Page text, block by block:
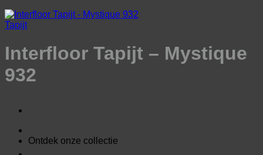
Ontdek onze collectie
Tapijt
Interfloor Tapijt – Mystique
932